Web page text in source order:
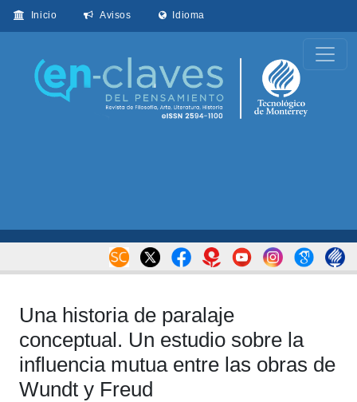
Inicio Avisos Idioma
Una historia de paralaje
conceptual. Un estudio sobre la
influencia mutua entre las obras de
Wundt y Freud